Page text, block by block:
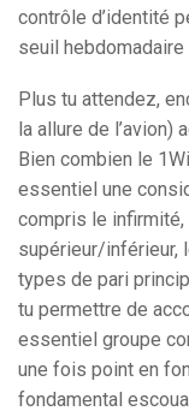
contrôle d’identité
seuil hebdomadaire
Plus tu attendez,
la allure de l’avion)
Bien combien le
essentiel une
compris le
supérieur/inférieur,
types de pari
tu permettre de
essentiel groupe
une fois point en
fondamental